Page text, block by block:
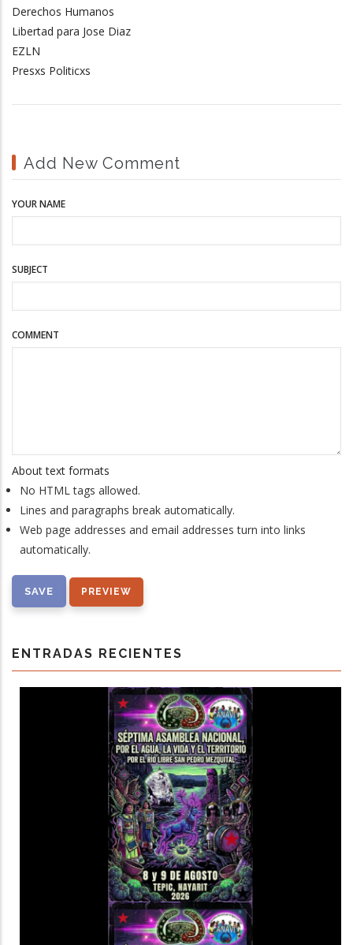
Derechos Humanos
Libertad para Jose Diaz
EZLN
Presxs Politicxs
Add New Comment
YOUR NAME
SUBJECT
COMMENT
About text formats
No HTML tags allowed.
Lines and paragraphs break automatically.
Web page addresses and email addresses turn into links
automatically.
ENTRADAS RECIENTES